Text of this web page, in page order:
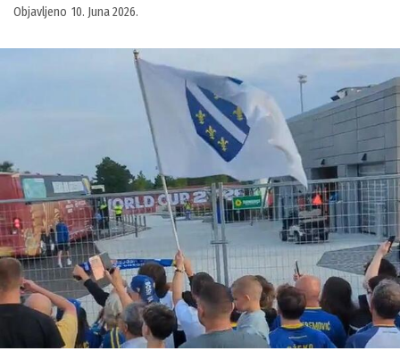
Objavljeno 10. Juna 2026.